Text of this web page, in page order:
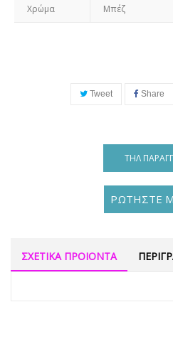
Χρώμα Μπέζ
Tweet Share
ΤΗΛ
ΡΩΤΗΣΤΕ
ΣΧΕΤΙΚΑ ΠΡΟΙΟΝΤΑ